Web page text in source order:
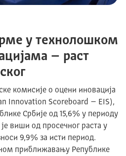
у технолошком
– раст
комисије о оцени иновација
Innovation Scoreboard – EIS),
Србије од 15,6% у периоду
виши од просечног раста у
9,9% за исти период.
приближавању Републике